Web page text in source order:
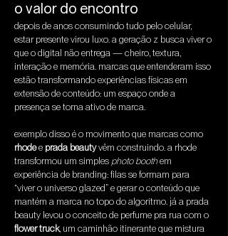
o valor do encontro
depois de anos consumindo tudo pelo celular,
estar presente virou luxo. a geração z busca viver o
que o digital não entrega — cheiro, textura,
interação e memória. marcas que entenderam isso
estão transformando experiências físicas em
extensão de conteúdo: um espaço onde a
presença se torna ativo de marca.
exemplo disso é o movimento que marcas como
rhode e prada beauty vêm construindo. a rhode
transformou um simples photo booth em
experiência de branding: filas se formam para
“viver o universo glazed” e gerar o conteúdo que
mantém a marca no topo do algoritmo. já a prada
beauty levou o conceito de perfume pra rua com o
flower truck, um caminhão itinerante que mistura